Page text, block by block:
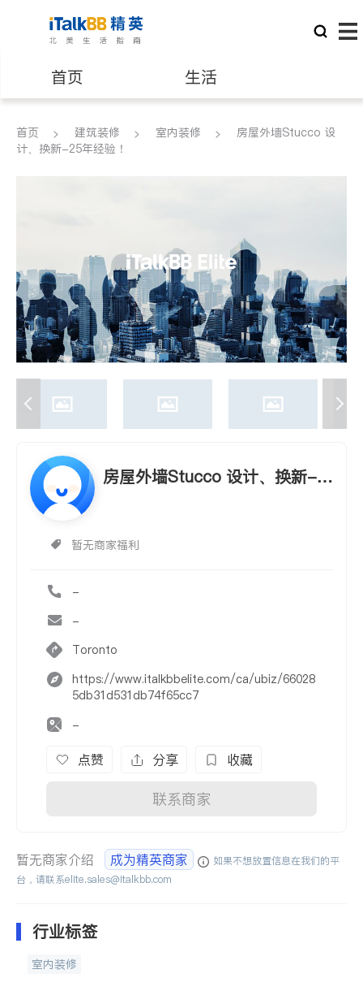
首页 生活
医生 律师
建筑装修
首页 建筑装修 室内装修
房屋外墙Stucco 设
计、换新-25年经验！
房屋外墙Stucco 设计、换新-2
暂无商家福利
-
-
Toronto
https://www.italkbbelite.com/ca/ubiz/66028
5db31d531db74f65cc7
-
点赞 分享 收藏
联系商家
暂无商家介绍 成为精英商家
如果不想放置信息在我们的平
台，请联系elite.sales@italkbb.com
行业标签
室内装修